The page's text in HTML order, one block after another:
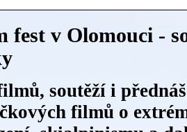
fest v Olomouci -
soutěží i
filmů o